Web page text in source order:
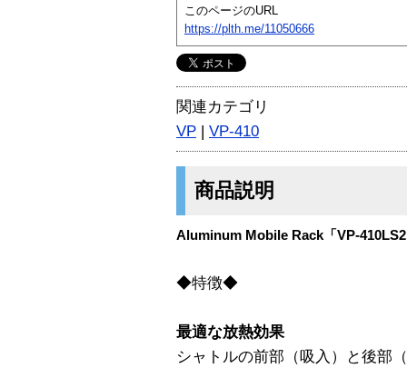
このページのURL
https://plth.me/11050666
関連カテゴリ
VP | VP-410
商品説明
Aluminum Mobile Rack「VP-
◆特徴◆
最適な放熱効果
シャトルの前部（吸入）と後部